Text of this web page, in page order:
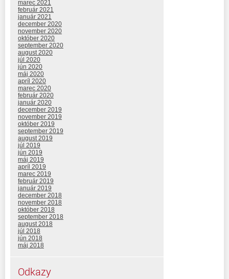
marec 2021
február 2021
január 2021
december 2020
november 2020
október 2020
september 2020
august 2020
júl 2020
jún 2020
máj 2020
apríl 2020
marec 2020
február 2020
január 2020
december 2019
november 2019
október 2019
september 2019
august 2019
júl 2019
jún 2019
máj 2019
apríl 2019
marec 2019
február 2019
január 2019
december 2018
november 2018
október 2018
september 2018
august 2018
júl 2018
jún 2018
máj 2018
Odkazy